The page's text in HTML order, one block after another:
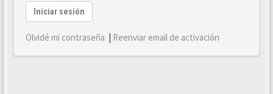
Iniciar sesión
Olvidé mi contraseña | Reenviar email de activación